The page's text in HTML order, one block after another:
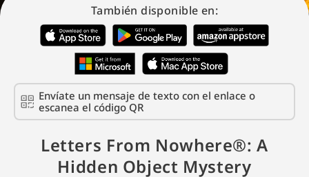
También disponible en:
Envíate un mensaje de texto con el enlace o
escanea el código QR
Letters From Nowhere®: A
Hidden Object Mystery